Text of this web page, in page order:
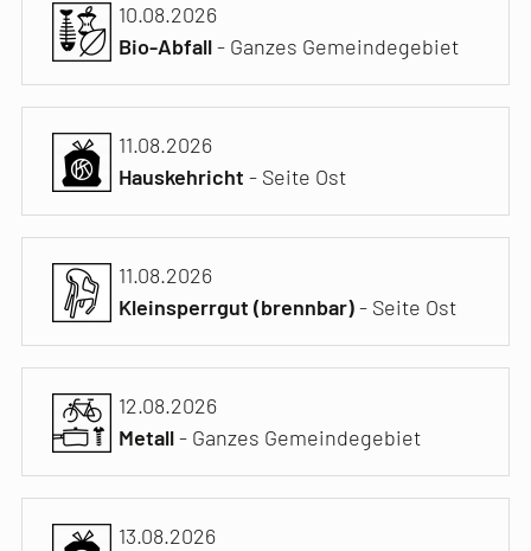
10.08.2026
Bio-Abfall- Ganzes Gemeindegebiet
11.08.2026
Hauskehricht- Seite Ost
11.08.2026
Kleinsperrgut (brennbar)- Seite Ost
12.08.2026
Metall- Ganzes Gemeindegebiet
13.08.2026